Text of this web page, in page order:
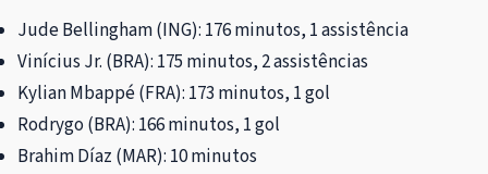
Jude Bellingham (ING): 176 minutos, 1 assistência
Vinícius Jr. (BRA): 175 minutos, 2 assistências
Kylian Mbappé (FRA): 173 minutos, 1 gol
Rodrygo (BRA): 166 minutos, 1 gol
Brahim Díaz (MAR): 10 minutos